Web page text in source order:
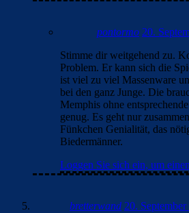
pontormo 20.
Stimme dir weitgehend zu.
Problem. Er kann sich die
ist viel zu viel Massenware
bei den ganz Junge. Die
Memphis ohne
genug. Es geht nur
Fünkchen Genialität, das
Biedermänner.
Loggen Sie sich ein, um
bretterwand 20.